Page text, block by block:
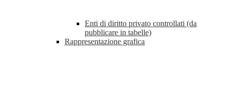
Enti di diritto privato controllati (da
pubblicare in tabelle)
Rappresentazione grafica